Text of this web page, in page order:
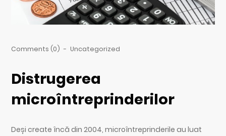
Comments (0) - Uncategorized
Distrugerea
microîntreprinderilor
Deși create încă din 2004, microîntreprinderile au luat